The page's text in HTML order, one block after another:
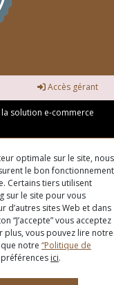
Accès gérant
la solution e-commerce
optimale sur le site, nous
le bon fonctionnement
Certains tiers utilisent
sur le site pour vous
d’autres sites Web et dans
“J’accepte” vous acceptez
plus, vous pouvez lire notre
notre “Politique de
ici.